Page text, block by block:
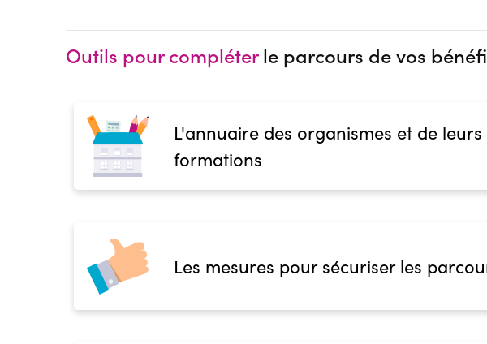
Outils pour compléterle parcours de vos
L'annuaire des organismes et de leurs
formations
Les mesures pour sécuriser les